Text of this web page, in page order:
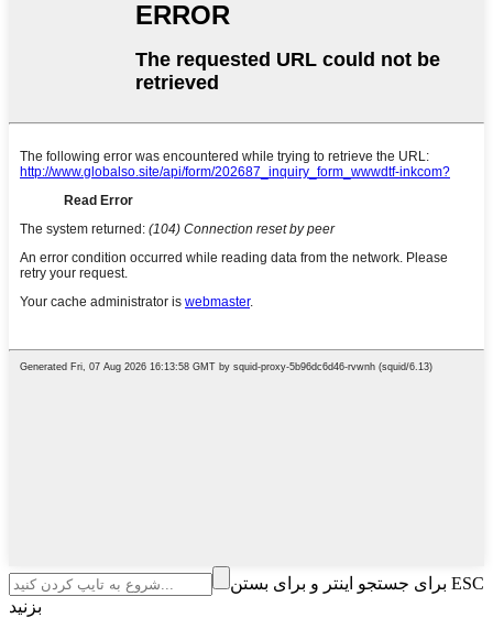
برای جستجو اینتر و برای بستن ESC
بزنید